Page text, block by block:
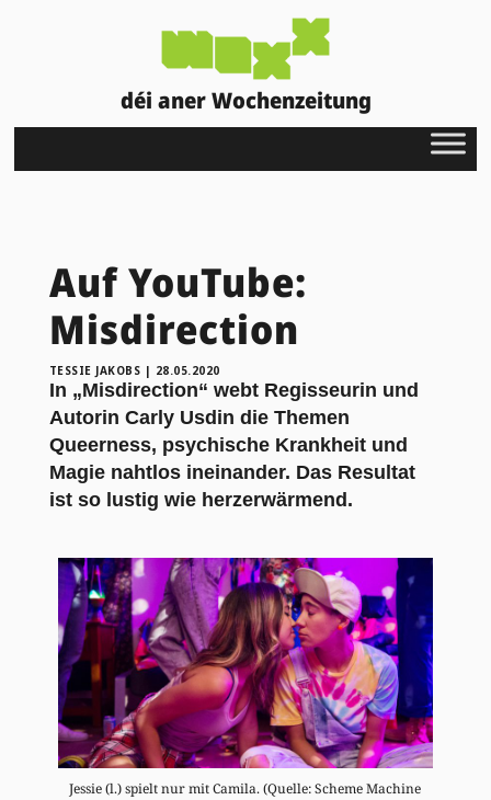
déi aner Wochenzeitung
Auf YouTube:
Misdirection
TESSIE JAKOBS | 28.05.2020
In „Misdirection“ webt Regisseurin und
Autorin Carly Usdin die Themen
Queerness, psychische Krankheit und
Magie nahtlos ineinander. Das Resultat
ist so lustig wie herzerwärmend.
Jessie (l.) spielt nur mit Camila. (Quelle: Scheme Machine